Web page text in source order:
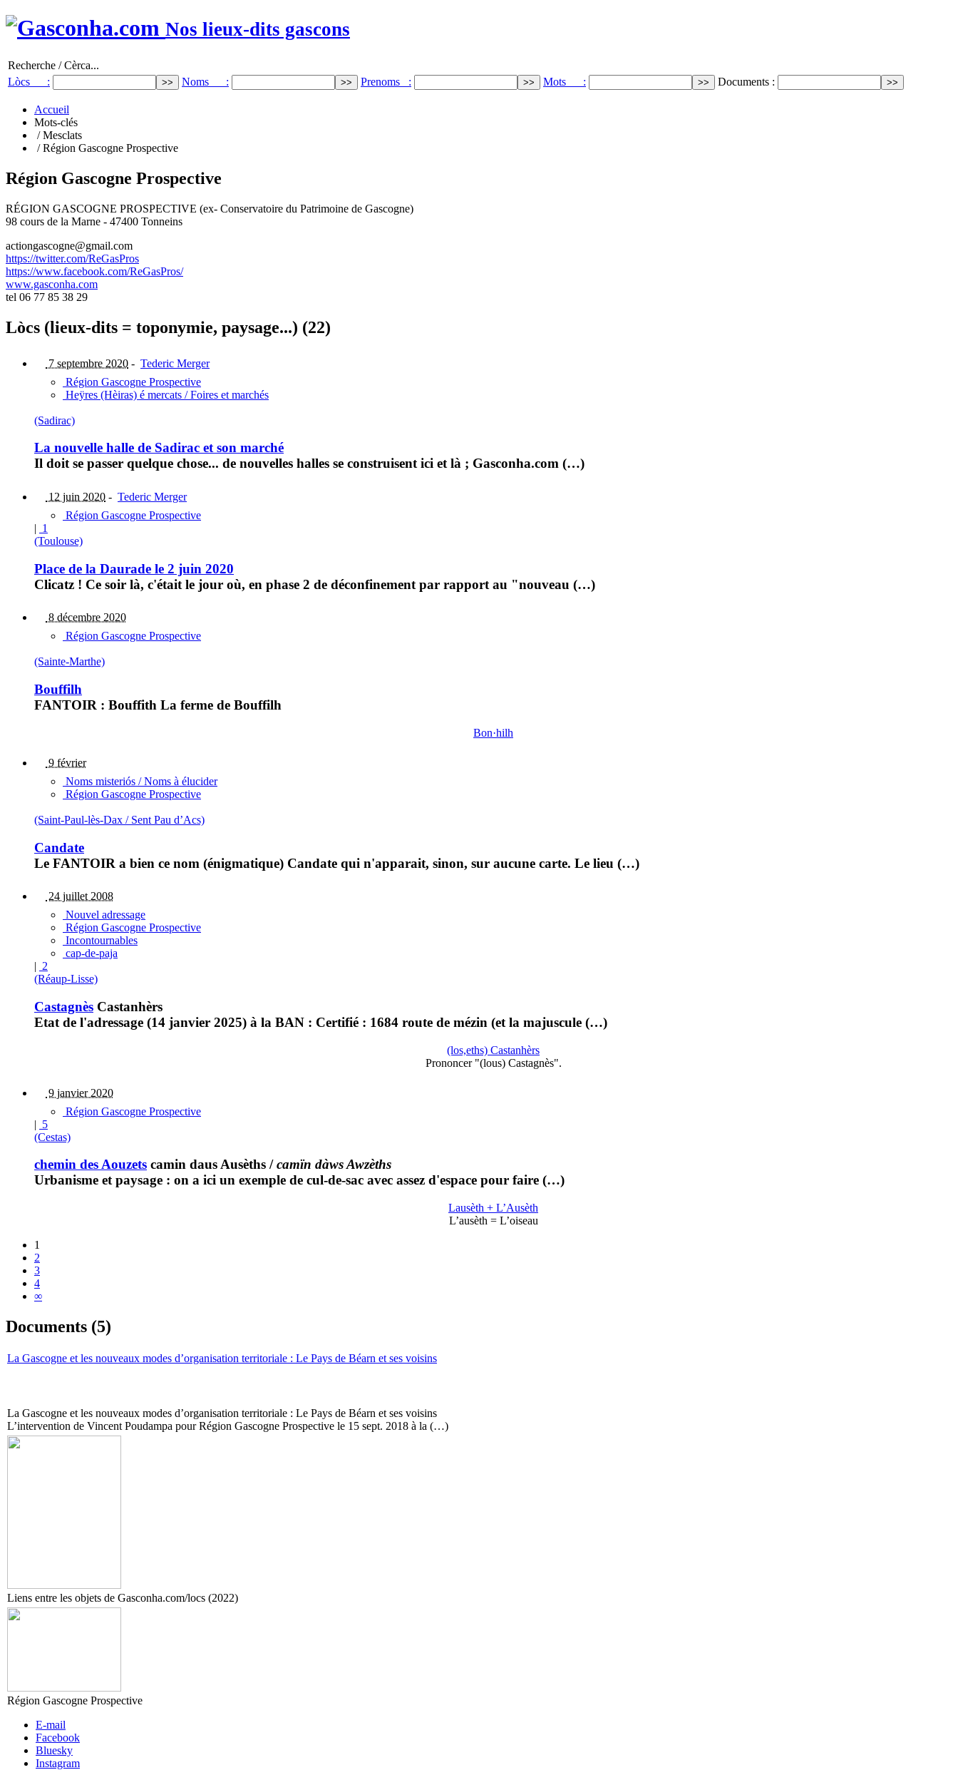
Nos lieux-dits gascons
Recherche / Cèrca...
Lòcs :
Noms : Prenoms : Mots : Documents :
Accueil
Mots-clés
/ Mesclats
/ Région Gascogne Prospective
Région Gascogne Prospective
RÉGION GASCOGNE PROSPECTIVE (ex- Conservatoire du Patrimoine de Gascogne)
98 cours de la Marne - 47400 Tonneins
actiongascogne@gmail.com
https://twitter.com/ReGasPros
https://www.facebook.com/ReGasPros/
www.gasconha.com
tel 06 77 85 38 29
Lòcs (lieux-dits = toponymie, paysage...) (22)
7 septembre 2020 - Tederic Merger
Région Gascogne Prospective
Heÿres (Hèiras) é mercats / Foires et marchés
(Sadirac)
La nouvelle halle de Sadirac et son marché
Il doit se passer quelque chose... de nouvelles halles se construisent ici et là ; Gasconha.com (…)
12 juin 2020 - Tederic Merger
Région Gascogne Prospective
| 1
(Toulouse)
Place de la Daurade le 2 juin 2020
Clicatz ! Ce soir là, c'était le jour où, en phase 2 de déconfinement par rapport au "nouveau (…)
8 décembre 2020
Région Gascogne Prospective
(Sainte-Marthe)
Bouffilh
FANTOIR : Bouffith La ferme de Bouffilh
Bon·hilh
9 février
Noms misteriós / Noms à élucider
Région Gascogne Prospective
(Saint-Paul-lès-Dax / Sent Pau d’Acs)
Candate
Le FANTOIR a bien ce nom (énigmatique) Candate qui n'apparait, sinon, sur aucune carte. Le lieu (…)
24 juillet 2008
Nouvel adressage
Région Gascogne Prospective
Incontournables
cap-de-paja
| 2
(Réaup-Lisse)
Castagnès Castanhèrs
Etat de l'adressage (14 janvier 2025) à la BAN : Certifié : 1684 route de mézin (et la majuscule (…)
(los,eths) Castanhèrs
Prononcer "(lous) Castagnès".
9 janvier 2020
Région Gascogne Prospective
| 5
(Cestas)
chemin des Aouzets camin daus Ausèths /camïn dàws Awzèths
Urbanisme et paysage : on a ici un exemple de cul-de-sac avec assez d'espace pour faire (…)
Lausèth + L’Ausèth
L’ausèth = L’oiseau
1
2
3
4
∞
Documents (5)
La Gascogne et les nouveaux modes d’organisation territoriale : Le Pays de Béarn et ses voisins
La Gascogne et les nouveaux modes d’organisation territoriale : Le Pays de Béarn et ses voisins
L’intervention de Vincent Poudampa pour Région Gascogne Prospective le 15 sept. 2018 à la (…)
Liens entre les objets de Gasconha.com/locs (2022)
Région Gascogne Prospective
E-mail
Facebook
Bluesky
Instagram